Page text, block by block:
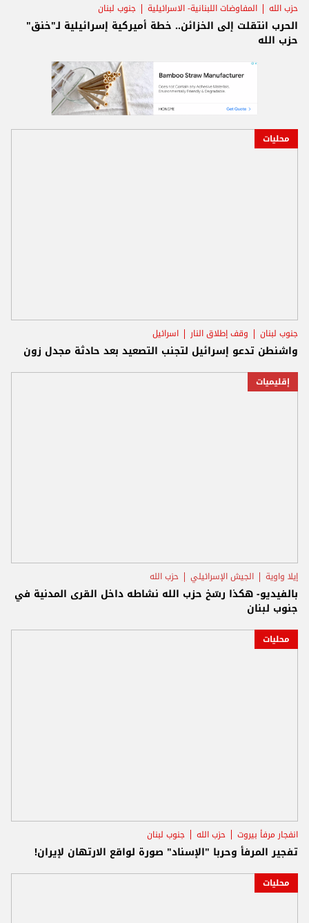
حزب الله المفاوضات اللبنانية- الاسرائيلية جنوب لبنان
الحرب انتقلت إلى الخزائن.. خطة أميركية إسرائيلية لـ"خنق"
حزب الله
محليات
جنوب لبنان وقف إطلاق النار اسرائيل
واشنطن تدعو إسرائيل لتجنب التصعيد بعد حادثة مجدل زون
إقليميات
إيلا واوية الجيش الإسرائيلي حزب الله
بالفيديو- هكذا رسّخ حزب الله نشاطه داخل القرى المدنية في
جنوب لبنان
محليات
انفجار مرفأ بيروت حزب الله جنوب لبنان
تفجير المرفأ وحربا "الإسناد" صورة لواقع الارتهان لإيران!
محليات